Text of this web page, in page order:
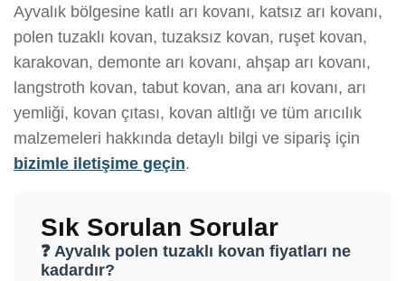
Ayvalık bölgesine katlı arı kovanı, katsız arı kovanı,
polen tuzaklı kovan, tuzaksız kovan, ruşet kovan,
karakovan, demonte arı kovanı, ahşap arı kovanı,
langstroth kovan, tabut kovan, ana arı kovanı, arı
yemliği, kovan çıtası, kovan altlığı ve tüm arıcılık
malzemeleri hakkında detaylı bilgi ve sipariş için
bizimle iletişime geçin.
Sık Sorulan Sorular
❓ Ayvalık polen tuzaklı kovan fiyatları ne
kadardır?